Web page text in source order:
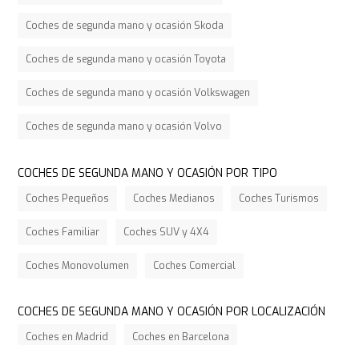
Coches de segunda mano y ocasión Skoda
Coches de segunda mano y ocasión Toyota
Coches de segunda mano y ocasión Volkswagen
Coches de segunda mano y ocasión Volvo
COCHES DE SEGUNDA MANO Y OCASIÓN POR TIPO
Coches Pequeños Coches Medianos Coches Turismos
Coches Familiar Coches SUV y 4X4
Coches Monovolumen Coches Comercial
COCHES DE SEGUNDA MANO Y OCASIÓN POR LOCALIZACIÓN
Coches en Madrid Coches en Barcelona